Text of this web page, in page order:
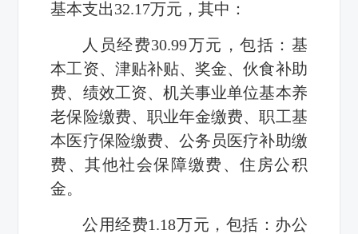
基本支出32.17万元，其中：
人员经费30.99万元，包括：基
本工资、津贴补贴、奖金、伙食补助
费、绩效工资、机关事业单位基本养
老保险缴费、职业年金缴费、职工基
本医疗保险缴费、公务员医疗补助缴
费、其他社会保障缴费、住房公积
金。
公用经费1.18万元，包括：办公